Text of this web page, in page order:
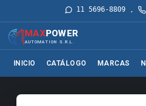
11 5696-8809·
MAXPOWER
AUTOMATION S.R.L.
INICIO CATÁLOGO MARCAS